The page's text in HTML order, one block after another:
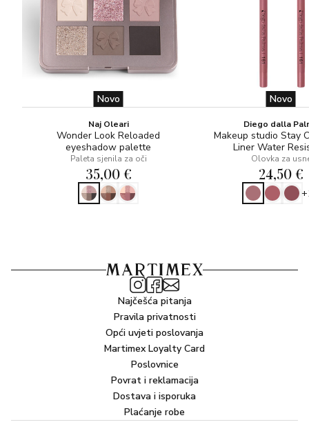
Novo
Naj Oleari
Wonder Look Reloaded
eyeshadow palette
Paleta sjenila za oči
35,00 €
Novo
Diego dalla
Makeup studio Stay
Liner Water
Olovka za
24,50 €
Najčešća pitanja
Pravila privatnosti
Opći uvjeti poslovanja
Martimex Loyalty Card
Poslovnice
Povrat i reklamacija
Dostava i isporuka
Plaćanje robe